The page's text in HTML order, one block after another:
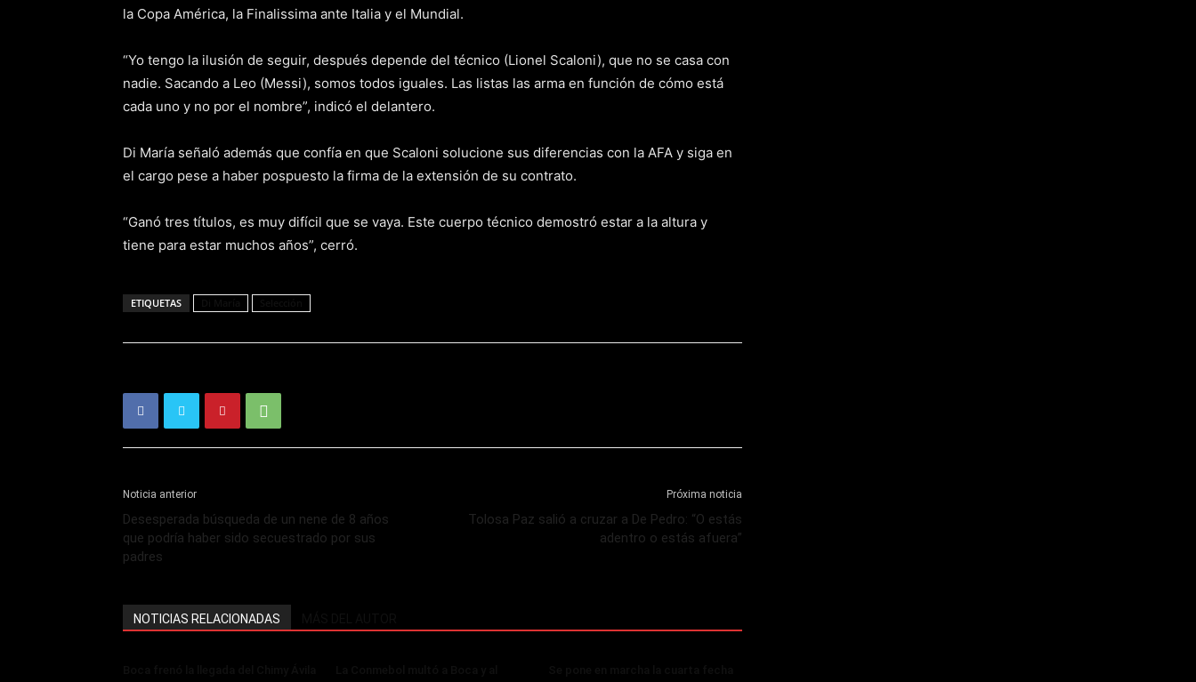
la Copa América, la Finalissima ante Italia y el Mundial.
“Yo tengo la ilusión de seguir, después depende del técnico (Lionel Scaloni), que no se casa con
nadie. Sacando a Leo (Messi), somos todos iguales. Las listas las arma en función de cómo está
cada uno y no por el nombre”, indicó el delantero.
Di María señaló además que confía en que Scaloni solucione sus diferencias con la AFA y siga en
el cargo pese a haber pospuesto la firma de la extensión de su contrato.
“Ganó tres títulos, es muy difícil que se vaya. Este cuerpo técnico demostró estar a la altura y
tiene para estar muchos años”, cerró.
ETIQUETAS
Noticia anterior
Desesperada búsqueda de un nene de 8 años
que podría haber sido secuestrado por sus
padres
Próxima noticia
Tolosa Paz salió a cruzar a De Pedro: “O estás
adentro o estás afuera”
NOTICIAS RELACIONADAS